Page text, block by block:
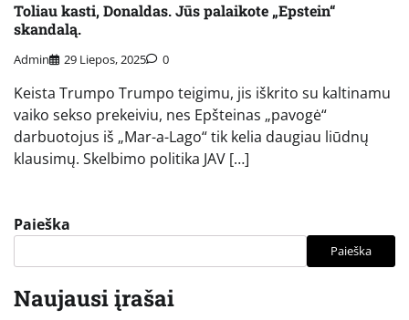
Toliau kasti, Donaldas. Jūs palaikote „Epstein“
skandalą.
Admin 29 Liepos, 2025 0
Keista Trumpo Trumpo teigimu, jis iškrito su kaltinamu
vaiko sekso prekeiviu, nes Epšteinas „pavogė“
darbuotojus iš „Mar-a-Lago“ tik kelia daugiau liūdnų
klausimų. Skelbimo politika JAV […]
Paieška
Paieška
Naujausi įrašai